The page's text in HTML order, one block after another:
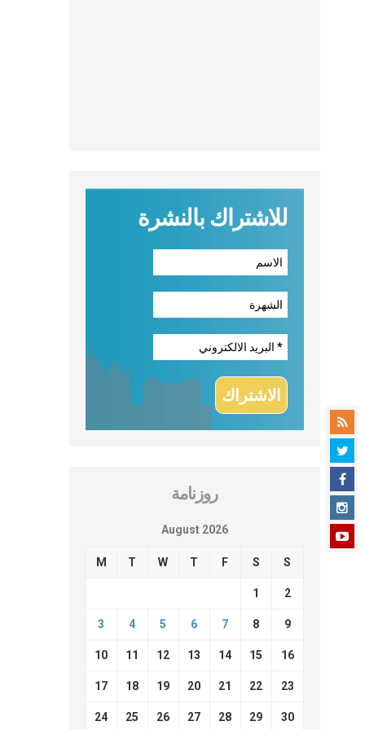
للاشتراك بالنشرة
روزنامة
August 2026
M T W T F S S
1 2
3 4 5 6 7 8 9
10 11 12 13 14 15 16
17 18 19 20 21 22 23
24 25 26 27 28 29 30